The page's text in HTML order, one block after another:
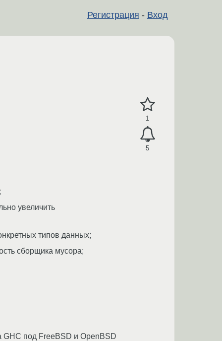
Регистрация - Вход
1
5
увеличить
типов данных;
сборщика мусора;
GHC под FreeBSD и OpenBSD